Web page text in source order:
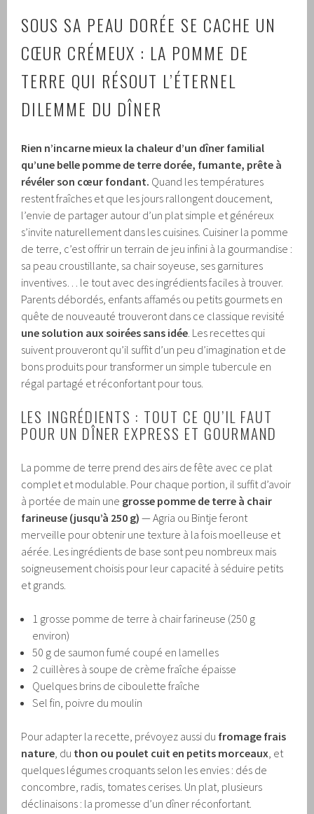
SOUS SA PEAU DORÉE SE CACHE UN
CŒUR CRÉMEUX : LA POMME DE
TERRE QUI RÉSOUT L’ÉTERNEL
DILEMME DU DÎNER
Rien n’incarne mieux la chaleur d’un dîner familial
qu’une belle pomme de terre dorée, fumante, prête à
révéler son cœur fondant. Quand les températures
restent fraîches et que les jours rallongent doucement,
l’envie de partager autour d’un plat simple et généreux
s’invite naturellement dans les cuisines. Cuisiner la pomme
de terre, c’est offrir un terrain de jeu infini à la gourmandise :
sa peau croustillante, sa chair soyeuse, ses garnitures
inventives… le tout avec des ingrédients faciles à trouver.
Parents débordés, enfants affamés ou petits gourmets en
quête de nouveauté trouveront dans ce classique revisité
une solution aux soirées sans idée . Les recettes qui
suivent prouveront qu’il suffit d’un peu d’imagination et de
bons produits pour transformer un simple tubercule en
régal partagé et réconfortant pour tous.
LES INGRÉDIENTS : TOUT CE QU’IL FAUT
POUR UN DÎNER EXPRESS ET GOURMAND
La pomme de terre prend des airs de fête avec ce plat
complet et modulable. Pour chaque portion, il suffit d’avoir
à portée de main une grosse pomme de terre à chair
farineuse (jusqu’à 250 g) — Agria ou Bintje feront
merveille pour obtenir une texture à la fois moelleuse et
aérée. Les ingrédients de base sont peu nombreux mais
soigneusement choisis pour leur capacité à séduire petits
et grands.
1 grosse pomme de terre à chair farineuse (250 g
environ)
50 g de saumon fumé coupé en lamelles
2 cuillères à soupe de crème fraîche épaisse
Quelques brins de ciboulette fraîche
Sel fin, poivre du moulin
Pour adapter la recette, prévoyez aussi du fromage frais
nature , du thon ou poulet cuit en petits morceaux , et
quelques légumes croquants selon les envies : dés de
concombre, radis, tomates cerises. Un plat, plusieurs
déclinaisons : la promesse d’un dîner réconfortant.